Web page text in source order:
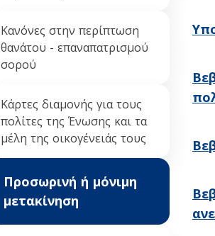
Κανόνες στην περίπτωση
θανάτου - επαναπατρισμού
σορού
Κάρτες διαμονής για τους
πολίτες της Ένωσης και τα
μέλη της οικογένειάς τους
Προσωρινή ή μόνιμη
μετακίνηση